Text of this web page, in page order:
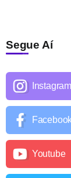
Segue Aí
Instagram
Youtube